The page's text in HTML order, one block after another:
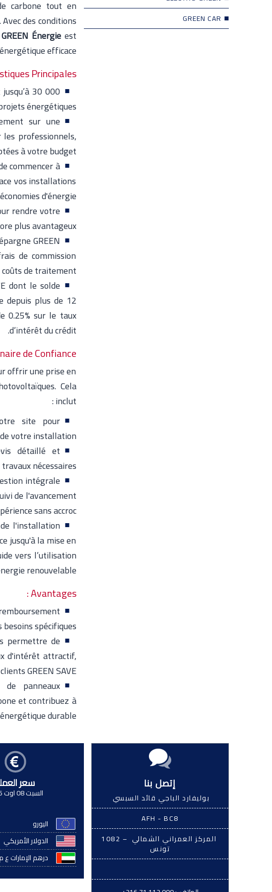
GREEN CAR
carbone tout en
des conditions
Énergieest
efficace.
Principales :
30 000
énergétiques.
sur une
professionnels,
à votre budget.
commencer à
vos installations
d'énergie.
rendre votre
plus avantageux.
GREEN
de commission
de traitement.
dont le solde
depuis plus de 12
0.25% sur le taux
d’intérêt du crédit.
de Confiance :
offrir une prise en
Cela
inclut :
site pour
votre installation.
détaillé et
nécessaires.
intégrale
de l'avancement
sans accroc.
l'installation
jusqu'à la mise en
vers l’utilisation
renouvelable.
Avantages :
spécifiques.
permettre de
d'intérêt attractif,
GREEN SAVE.
panneaux
et contribuez à
durable.
إتصل بنا
بوليفارد الباجي قائد السبسي
AFH - BC8
المركز العمراني الشمالي – 1082
تونس
سعر
السبت 08 اوت 2026
اليورو
الدولار الأمريكي
درهم الإمارات ع